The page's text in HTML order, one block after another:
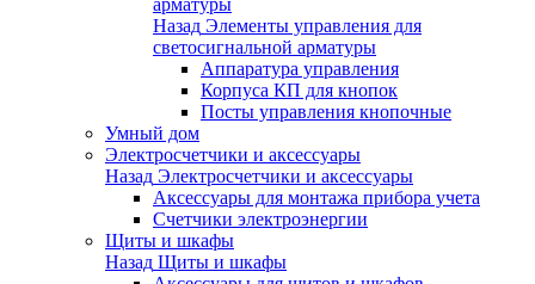
арматуры
Назад Элементы управления для
светосигнальной арматуры
Аппаратура управления
Корпуса КП для кнопок
Посты управления кнопочные
Умный дом
Электросчетчики и аксессуары
Назад Электросчетчики и аксессуары
Аксессуары для монтажа прибора учета
Счетчики электроэнергии
Щиты и шкафы
Назад Щиты и шкафы